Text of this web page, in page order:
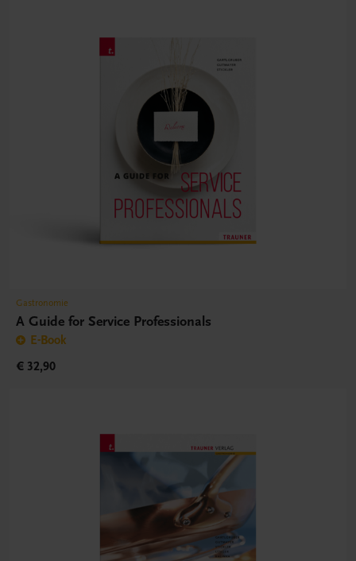
Gastronomie
A Guide for Service Professionals
E-Book
€ 32,90